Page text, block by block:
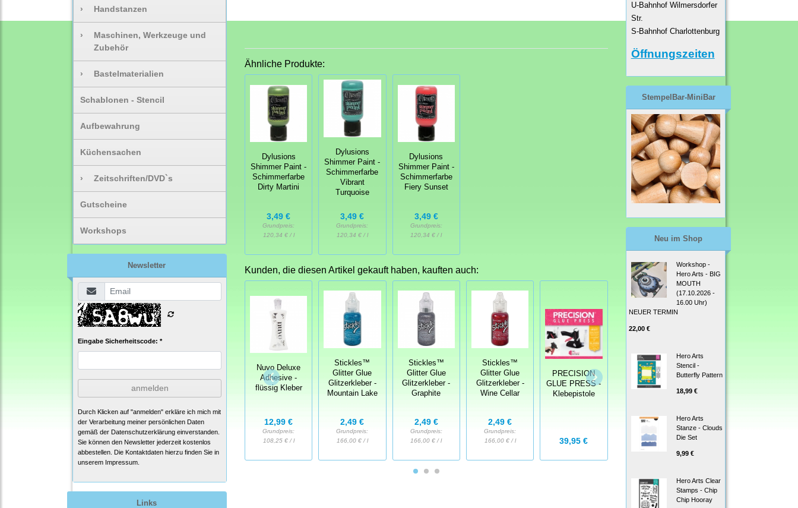
› Handstanzen
›
Maschinen, Werkzeuge und
Zubehör
› Bastelmaterialien
Schablonen - Stencil
Aufbewahrung
Küchensachen
› Zeitschriften/DVD`s
Gutscheine
Workshops
Newsletter
Eingabe Sicherheitscode: *
anmelden
Durch Klicken auf "anmelden" erkläre ich mich mit
der Verarbeitung meiner persönlichen Daten
gemäß der Datenschutzerklärung einverstanden.
Sie können den Newsletter jederzeit kostenlos
abbestellen. Die Kontaktdaten hierzu finden Sie in
unserem Impressum.
Links
Ähnliche Produkte:
Dylusions
Shimmer Paint -
Schimmerfarbe
Dirty Martini
3,49 €
Grundpreis:
120,34 € / l
Dylusions
Shimmer Paint -
Schimmerfarbe
Vibrant
Turquoise
3,49 €
Grundpreis:
120,34 € / l
Dylusions
Shimmer Paint -
Schimmerfarbe
Fiery Sunset
3,49 €
Grundpreis:
120,34 € / l
Kunden, die diesen Artikel gekauft haben, kauften auch:
Nuvo Deluxe
Adhesive -
flüssig Kleber
12,99 €
Grundpreis:
108,25 € / l
Stickles™
Glitter Glue
Glitzerkleber -
Mountain Lake
2,49 €
Grundpreis:
166,00 € / l
Stickles™
Glitter Glue
Glitzerkleber -
Graphite
2,49 €
Grundpreis:
166,00 € / l
Stickles™
Glitter Glue
Glitzerkleber -
Wine Cellar
2,49 €
Grundpreis:
166,00 € / l
PRECISION
GLUE PRESS -
Klebepistole
39,95 €
StempelBar
Stempelgummi
Meine
4,75 €
Mein Wunsch
U-Bahnhof Wilmersdorfer
Str.
S-Bahnhof Charlottenburg
Öffnungszeiten
StempelBar-MiniBar
Neu im Shop
Workshop -
Hero Arts - BIG
MOUTH
(17.10.2026 -
16.00 Uhr)
NEUER TERMIN
22,00 €
Hero Arts
Stencil -
Butterfly Pattern
18,99 €
Hero Arts
Stanze - Clouds
Die Set
9,99 €
Hero Arts Clear
Stamps - Chip
Chip Hooray